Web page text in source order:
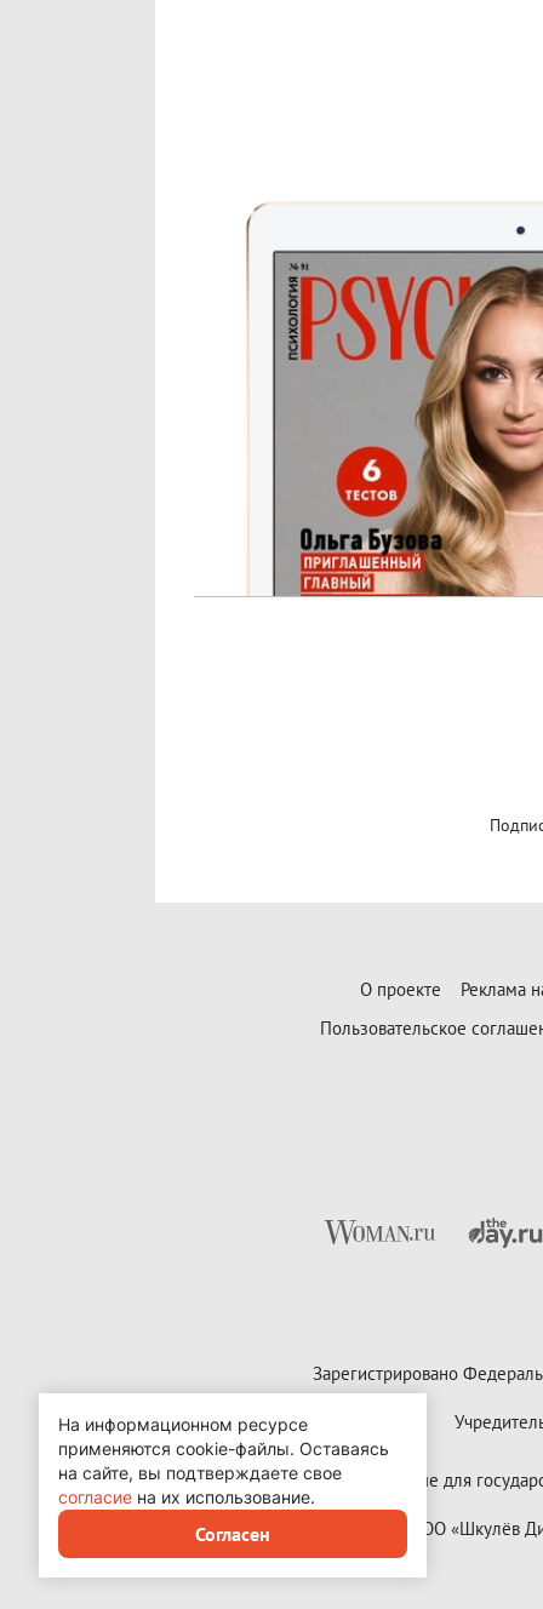
О проекте
Реклама
Пользовательское
Зарегистрировано
Контактные данные для
Copyright (с) ООО «Шкулёв
На информационном ресурсе
применяются cookie-файлы. Оставаясь
на сайте, вы подтверждаете свое
согласие на их использование.
Согласен